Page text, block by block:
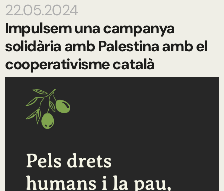
22.05.2024
Impulsem una campanya
solidària amb Palestina amb el
cooperativisme català